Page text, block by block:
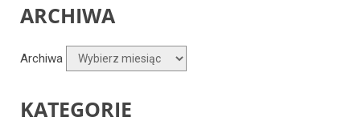
ARCHIWA
Archiwa
KATEGORIE